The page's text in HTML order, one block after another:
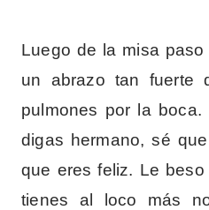
Luego de la misa
un abrazo tan fuerte
pulmones por la
digas hermano, sé
que eres feliz. Le
tienes al loco más